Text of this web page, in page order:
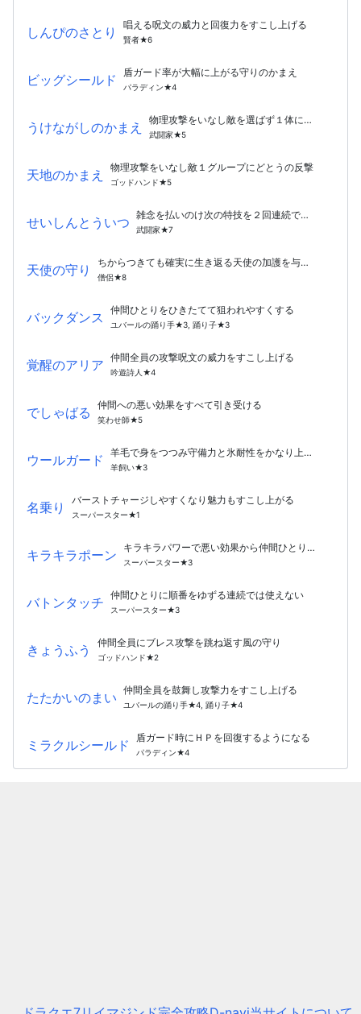
しんぴのさとり 唱える呪文の威力と回復力をすこし上げる
賢者★6
ビッグシールド 盾ガード率が大幅に上がる守りのかまえ
パラディン★4
うけながしのかまえ 物理攻撃をいなし敵を選ばず１体にダメージ
武闘家★5
天地のかまえ 物理攻撃をいなし敵１グループにどとうの反撃
ゴッドハンド★5
せいしんとういつ 雑念を払いのけ次の特技を２回連続で行う
武闘家★7
天使の守り ちからつきても確実に生き返る天使の加護を与える
僧侶★8
バックダンス 仲間ひとりをひきたてて狙われやすくする
ユバールの踊り手★3, 踊り子★3
覚醒のアリア 仲間全員の攻撃呪文の威力をすこし上げる
吟遊詩人★4
でしゃばる 仲間への悪い効果をすべて引き受ける
笑わせ師★5
ウールガード 羊毛で身をつつみ守備力と氷耐性をかなり上げる
羊飼い★3
名乗り バーストチャージしやすくなり魅力もすこし上がる
スーパースター★1
キラキラポーン キラキラパワーで悪い効果から仲間ひとりを守る
スーパースター★3
バトンタッチ 仲間ひとりに順番をゆずる連続では使えない
スーパースター★3
きょうふう 仲間全員にブレス攻撃を跳ね返す風の守り
ゴッドハンド★2
たたかいのまい 仲間全員を鼓舞し攻撃力をすこし上げる
ユバールの踊り手★4, 踊り子★4
ミラクルシールド 盾ガード時にＨＰを回復するようになる
パラディン★4